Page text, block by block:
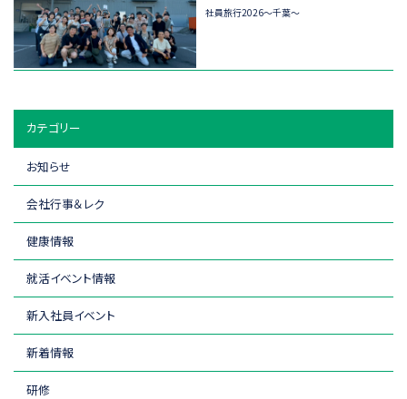
社員旅行2026～千葉～
カテゴリー
お知らせ
会社行事＆レク
健康情報
就活イベント情報
新入社員イベント
新着情報
研修